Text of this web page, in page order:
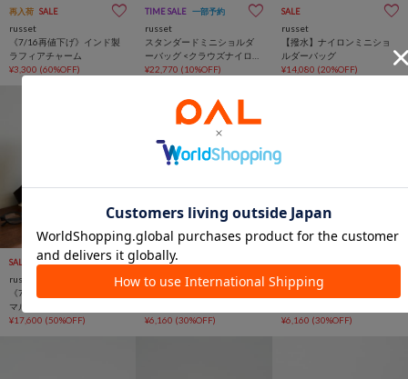
再入荷 SALE
russet
《7/16再値下げ》インド製
ラフィアチャーム
¥3,300 (60%OFF)
TIME SALE 一部予約
russet
スタンダードミニショルダ
ーバッグ <クラウズナイロン
>
¥22,770 (10%OFF)
SALE
russet
【撥水】ナイロンミニショ
ルダーバッグ
¥14,080 (20%OFF)
SALE 動画
russet
《7/16再値下げ》【撥水】
マルチショルダーバッグ
¥17,600 (50%OFF)
SALE
russet
¥6,160 (30%OFF)
russet
ナイロンラフィアスクエア
¥6,160 (30%OFF)